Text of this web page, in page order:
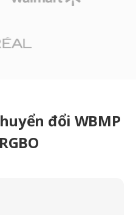
đổi WBMP